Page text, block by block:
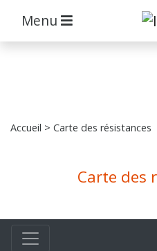
Menu
Accueil > Carte des résistances
Carte des